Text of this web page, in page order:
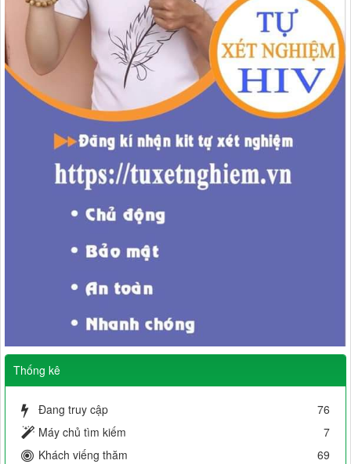
Thống kê
Đang truy cập
76
Máy chủ tìm kiếm
7
Khách viếng thăm
69